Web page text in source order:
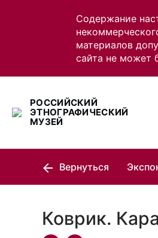
Содержание
материалов
сайта не может
РОССИЙСКИЙ
ЭТНОГРАФИЧЕСКИЙ
МУЗЕЙ
Вернуться
Коврик.